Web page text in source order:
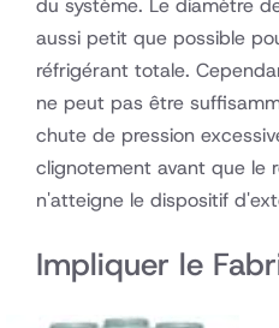
aussi petit que possible
réfrigérant totale.
ne peut pas être
chute de pression
clignotement avant que le
n'atteigne le dispositif
Impliquer le